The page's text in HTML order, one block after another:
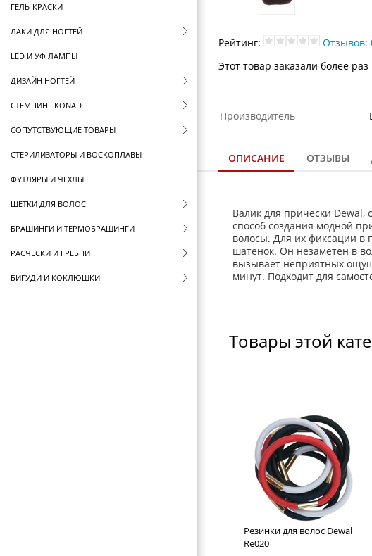
ГЕЛЬ-КРАСКИ
ЛАКИ ДЛЯ НОГТЕЙ
LED И УФ ЛАМПЫ
ДИЗАЙН НОГТЕЙ
СТЕМПИНГ KONAD
СОПУТСТВУЮЩИЕ ТОВАРЫ
СТЕРИЛИЗАТОРЫ И ВОСКОПЛАВЫ
ФУТЛЯРЫ И ЧЕХЛЫ
ЩЕТКИ ДЛЯ ВОЛОС
БРАШИНГИ И ТЕРМОБРАШИНГИ
РАСЧЕСКИ И ГРЕБНИ
БИГУДИ И КОКЛЮШКИ
Рейтинг:
Отзывов:
Этот товар заказали более раз
Производитель
ОПИСАНИЕ ОТЗЫВЫ
Валик для прически Dewal,
способ создания модной
волосы. Для их фиксации в
шатенок. Он незаметен в
вызывает неприятных
минут. Подходит для
Товары этой
Резинки для волос Dewal
Re020